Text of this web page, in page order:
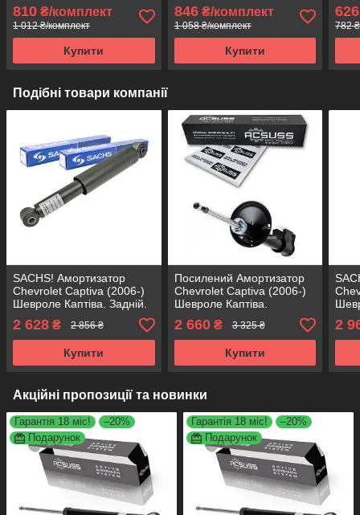
810 ₴/комплект
1 012 ₴/комплект
Купити
846₴/комплект
1 058 ₴/комплект
Купити
626
782
Подібні товари компанії
SACHS! Амортизатор
Chevrolet Captiva (2006-)
Шевроле Каптіва. Задній.
316887 , 345084 САКС
2 628 ₴ 2 856 ₴
Купити
Посилений Амортизатор
Chevrolet Captiva (2006-)
Шевроле Каптіва.
Передній. Лівий. 316761 ,
335845 KOREA Аксусс!
2 660₴ 3 325 ₴
Купити
2
Акційні пропозиції та новинки
Гарантія 18 міс!
–20%
Подарунок
Гарантія 18 міс!
–20%
Подарунок